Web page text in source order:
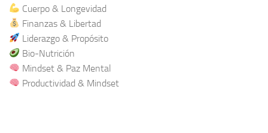
Cuerpo & Longevidad
Finanzas & Libertad
Liderazgo & Propósito
Bio-Nutrición
Mindset & Paz Mental
Productividad & Mindset